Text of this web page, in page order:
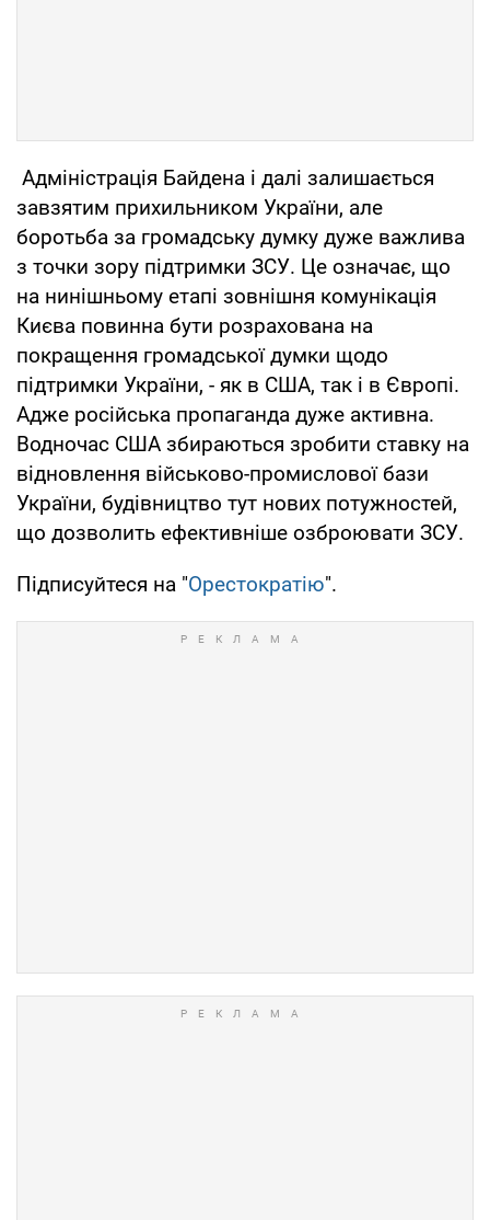
Адміністрація Байдена і далі залишається
завзятим прихильником України, але
боротьба за громадську думку дуже важлива
з точки зору підтримки ЗСУ. Це означає, що
на нинішньому етапі зовнішня комунікація
Києва повинна бути розрахована на
покращення громадської думки щодо
підтримки України, - як в США, так і в Європі.
Адже російська пропаганда дуже активна.
Водночас США збираються зробити ставку на
відновлення військово-промислової бази
України, будівництво тут нових потужностей,
що дозволить ефективніше озброювати ЗСУ.
Підписуйтеся на "Орестократію".